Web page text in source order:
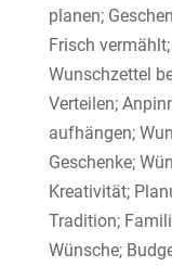
planen;
Frisch
Wunschzettel
Verteilen;
aufhängen;
Geschenke;
Kreativität;
Tradition;
Wünsche;